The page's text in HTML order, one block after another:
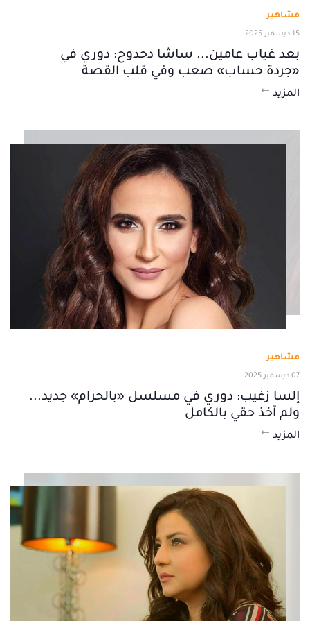
مشاهير
15 ديسمبر 2025
بعد غياب عامين... ساشا دحدوح: دوري في
«جردة حساب» صعب وفي قلب القصة
المزيد
مشاهير
07 ديسمبر 2025
إلسا زغيب: دوري في مسلسل «بالحرام» جديد...
ولم آخذ حقي بالكامل
المزيد